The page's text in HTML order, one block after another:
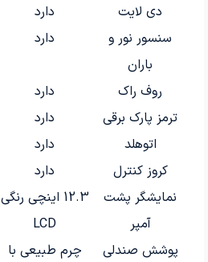
دی لایت
دارد
سنسور نور و
باران
دارد
روف راک دارد
ترمز پارک برقی
دارد
اتوهلد
دارد
کروز کنترل
دارد
نمایشگر پشت
آمپر
12.3 اینچی رنگی
LCD
پوشش صندلی
چرم طبیعی با